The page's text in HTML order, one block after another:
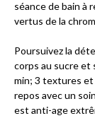
séance de bain à
vertus de la
Poursuivez la
corps au sucre et
min; 3 textures et
repos avec un
est anti-age